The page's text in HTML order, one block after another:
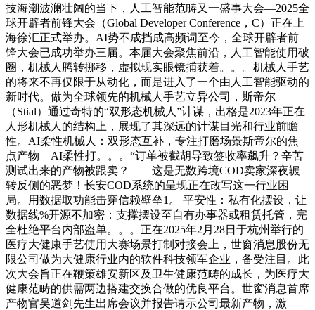
技海潮波澜壮阔的当下，人工智能范畴又一盛事大会—2025全
球开辟者前锋大会（Global Developer Conference，C）正在上
海徐汇正式举办。AI势不成挡成高频词至今，全球开辟者前
锋大会已成功举办三届。本届大会聚焦前沿，人工智能使用破
圈，机械人腾转挪移，虚拟现实眼镜捕获着。。。机械人手艺
的将来不再仅限于从动化，而是进入了一个由人工智能驱动的
新时代。做为全球领先的机械人手艺立异公司，斯帝尔
（Stial）通过奇特的“双形态机械人”计谋，出格是2023年正在
人形机械人的结构上，展现了其深远的计谋目光和行业前瞻
性。AI柔性机械人：双形态互补，专注打磨场景斯帝尔的焦
点产物—AI柔性打。。。“订单被截胡导致签收率飙升？辛苦
测试出来的产物被跟卖？——这是无数跨境COD卖家深夜辗
转反侧的恶梦！长安COD系统的呈现正在改写这一行业困
局。用数据取功能击穿信赖壁垒1。 平安性：私有化摆设，让
数据线%开源不加密：支撑摆设至自有办事器或租赁托管，完
全杜绝平台内部盗单。。。正在2025年2月28日于杭州举行的
医疗大健康手艺使用大赛场景打制对接会上，世窗消息股份无
限公司做为大健康行业内的软件科技领军企业，备受注目。此
次大会旨正在鞭策雄安新区及卫生健康范畴的成长，为医疗大
健康范畴的供需两边搭建交换合做的优良平台。世窗消息首席
产物官吴道剑先生出席会议并报告请示公司最新产物，激